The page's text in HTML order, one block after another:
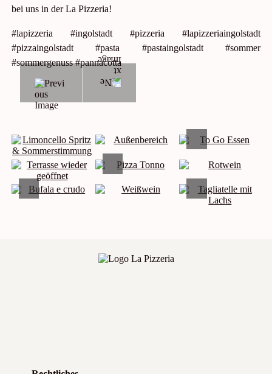
bei uns in der La Pizzeria!
#lapizzeria #ingolstadt #pizzeria #lapizzeriaingolstadt
#pizzaingolstadt #pasta #pastaingolstadt #sommer
#sommergenuss #pannacotta